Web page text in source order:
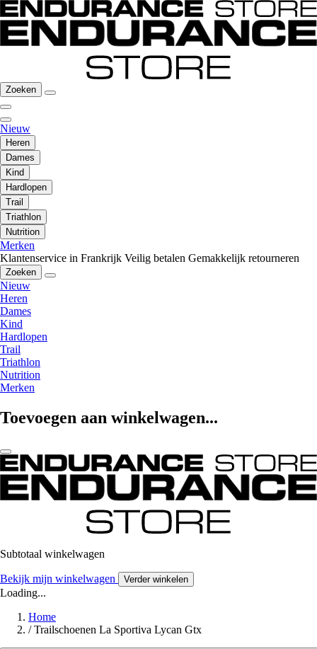
Zoeken
Nieuw
Heren
Dames
Kind
Hardlopen
Trail
Triathlon
Nutrition
Merken
Klantenservice in Frankrijk Veilig betalen Gemakkelijk retourneren
Zoeken
Nieuw
Heren
Dames
Kind
Hardlopen
Trail
Triathlon
Nutrition
Merken
Toevoegen aan winkelwagen...
Subtotaal winkelwagen
Bekijk mijn winkelwagen Verder winkelen
Loading...
Home
/ Trailschoenen La Sportiva Lycan Gtx